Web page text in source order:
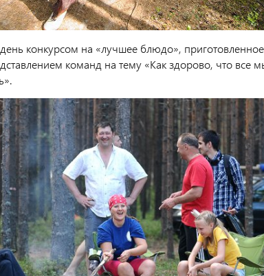
конкурсом на «лучшее блюдо»,
команд на тему «Как здорово, что все